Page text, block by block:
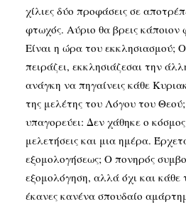
χίλιες δύο προφάσεις σε
φτωχός. Αύριο θα βρεις
Είναι η ώρα του εκκλησιασμού;
πειράζει, εκκλησιάζεσαι την
ανάγκη να πηγαίνεις κάθε
της μελέτης του Λόγου του
υπαγορεύει: Δεν χάθηκε ο
μελετήσεις και μια ημέρα.
εξομολογήσεως; Ο πονηρός
εξομολόγηση, αλλά όχι και
έκανες κανένα σπουδαίο